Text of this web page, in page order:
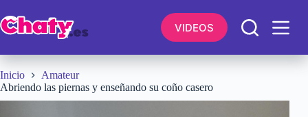
al
contenido
VIDEOS
Inicio
Amateur
Abriendo las piernas y enseñando su coño casero